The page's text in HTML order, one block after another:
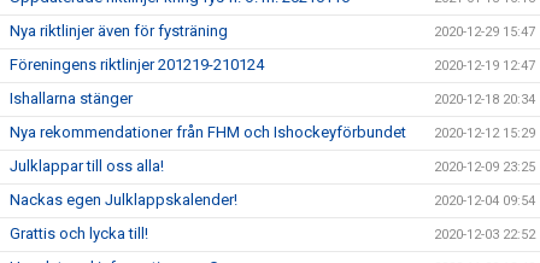
Nya riktlinjer även för fysträning 2020-12-29 15:47
Föreningens riktlinjer 201219-210124 2020-12-19 12:47
Ishallarna stänger 2020-12-18 20:34
Nya rekommendationer från FHM och Ishockeyförbundet 2020-12-12 15:29
Julklappar till oss alla! 2020-12-09 23:25
Nackas egen Julklappskalender! 2020-12-04 09:54
Grattis och lycka till! 2020-12-03 22:52